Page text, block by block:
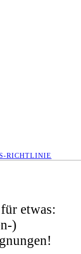
RICHTLINIE
etwas:
)